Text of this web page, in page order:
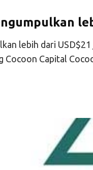
lebih dari
Cocoon Capital